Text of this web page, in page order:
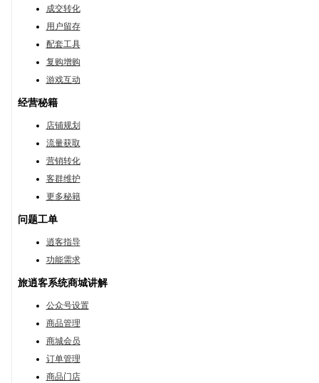
成交转化
用户留存
配套工具
复购增购
游戏互动
经营秘籍
店铺规划
流量获取
营销转化
客群维护
更多秘籍
问题工单
逍客指导
功能需求
旅逍客系统商城讲解
公众号设置
商品管理
商城会员
订单管理
商品门店